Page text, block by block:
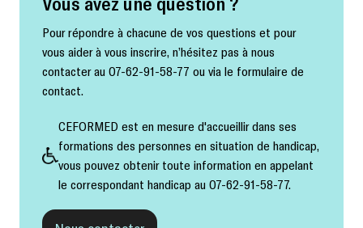
Pour répondre à chacune de vos questions et pour
vous aider à vous inscrire, n’hésitez pas à nous
contacter au 07-62-91-58-77 ou via le formulaire de
contact.
CEFORMED est en mesure d'accueillir dans ses
formations des personnes en situation de handicap,
vous pouvez obtenir toute information en appelant
le correspondant handicap au 07-62-91-58-77.